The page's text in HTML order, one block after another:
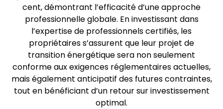
cent, démontrant l’efficacité d’une approche
professionnelle globale. En investissant dans
l’expertise de professionnels certifiés, les
propriétaires s’assurent que leur projet de
transition énergétique sera non seulement
conforme aux exigences réglementaires actuelles,
mais également anticipatif des futures contraintes,
tout en bénéficiant d’un retour sur investissement
optimal.